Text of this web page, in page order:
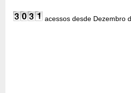
acessos desde Dezembro